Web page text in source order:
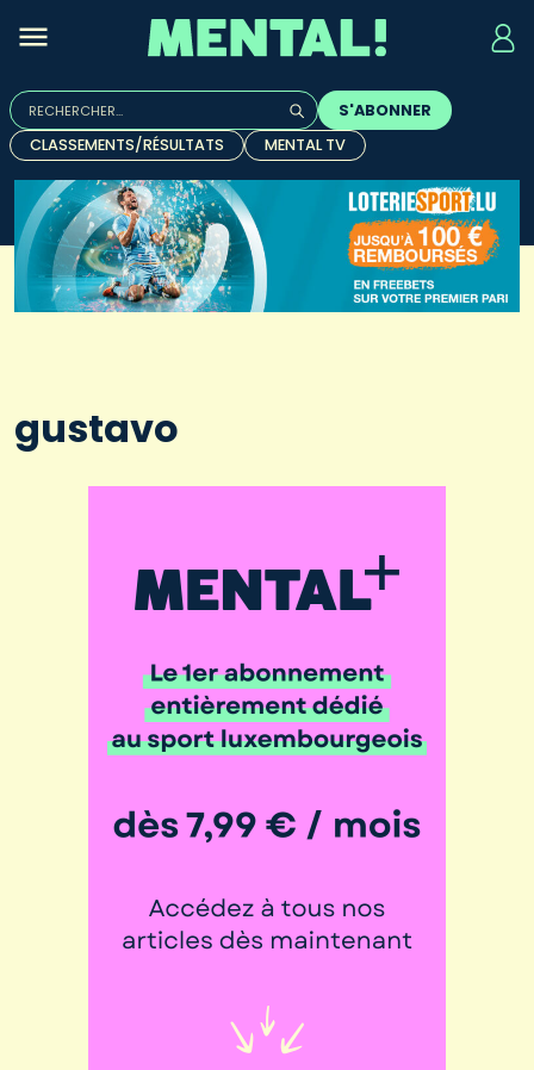
Rechercher :
Quand les résultats de l'auto-complétion sont
S'ABONNER
CLASSEMENTS/RÉSULTATS
MENTAL TV
gustavo